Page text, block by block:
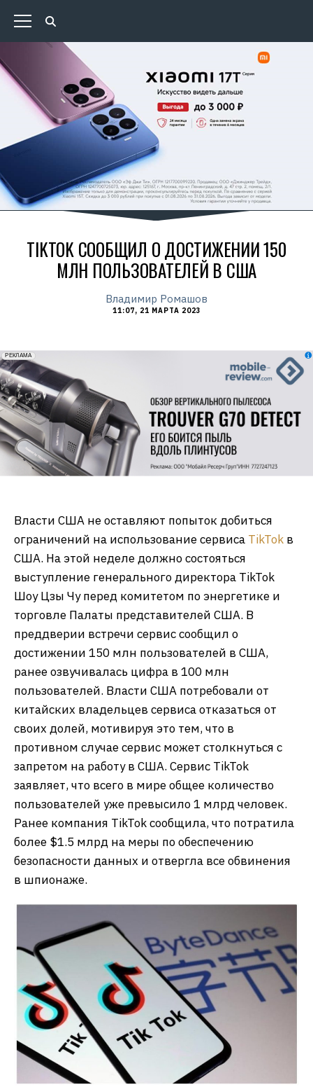
TIKTOK СООБЩИЛ О ДОСТИЖЕНИИ 150
МЛН ПОЛЬЗОВАТЕЛЕЙ В США
Владимир Ромашов
11:07, 21 МАРТА 2023
erid: 2VfnxxmNzs5
РЕКЛАМА
Власти США не оставляют попыток добиться
ограничений на использование сервиса TikTok в
США. На этой неделе должно состояться
выступление генерального директора TikTok
Шоу Цзы Чу перед комитетом по энергетике и
торговле Палаты представителей США. В
преддверии встречи сервис сообщил о
достижении 150 млн пользователей в США,
ранее озвучивалась цифра в 100 млн
пользователей. Власти США потребовали от
китайских владельцев сервиса отказаться от
своих долей, мотивируя это тем, что в
противном случае сервис может столкнуться с
запретом на работу в США. Сервис TikTok
заявляет, что всего в мире общее количество
пользователей уже превысило 1 млрд человек.
Ранее компания TikTok сообщила, что потратила
более $1.5 млрд на меры по обеспечению
безопасности данных и отвергла все обвинения
в шпионаже.